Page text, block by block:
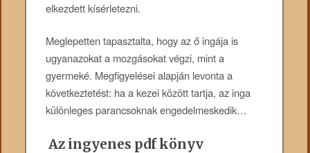
elkezdett kísérletezni.
Meglepetten tapasztalta, hogy az ő ingája is
ugyanazokat a mozgásokat végzi, mint a
gyermeké. Megfigyelései alapján levonta a
következtetést: ha a kezei között tartja, az inga
különleges parancsoknak engedelmeskedik…
Az ingyenes pdf könyv